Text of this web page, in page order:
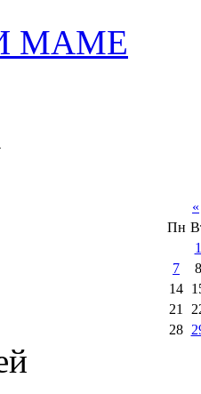
МАМЕ
«
Пн
1
7
8
14
21
28